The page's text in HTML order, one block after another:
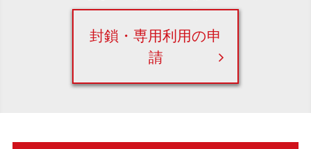
封鎖・専用利用の申
請